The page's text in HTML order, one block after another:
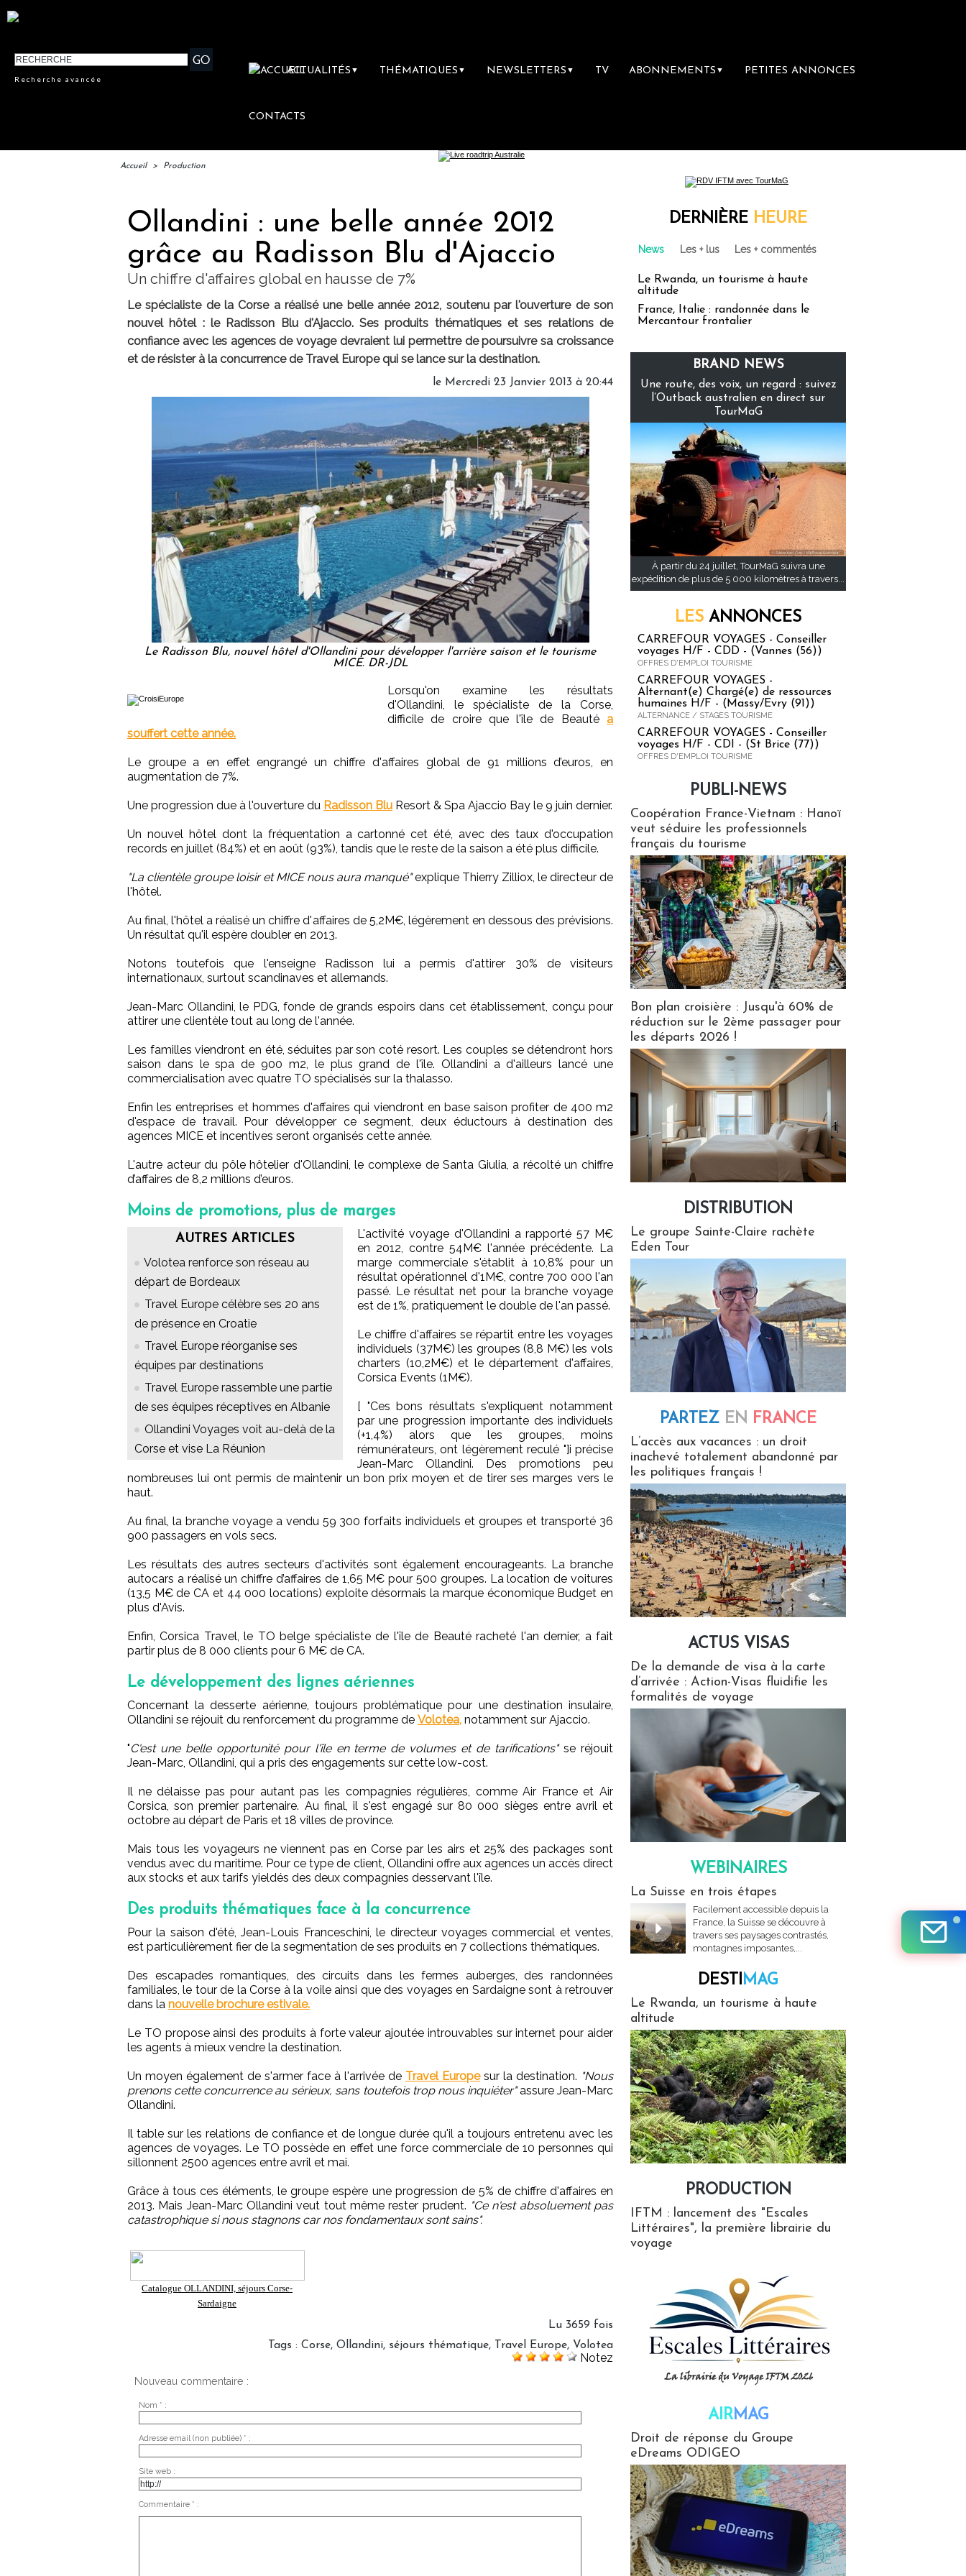
Recherche avancée
ACTUALITÉS ▼ THÉMATIQUES ▼ NEWSLETTERS ▼ TV ABONNEMENTS ▼ PETITES ANNONCES
CONTACTS
Accueil > Production
Ollandini : une belle année 2012
grâce au Radisson Blu d'Ajaccio
Un chiffre d'affaires global en hausse de 7%
Le spécialiste de la Corse a réalisé une belle année 2012, soutenu par l'ouverture de son
nouvel hôtel : le Radisson Blu d'Ajaccio. Ses produits thématiques et ses relations de
confiance avec les agences de voyage devraient lui permettre de poursuivre sa croissance
et de résister à la concurrence de Travel Europe qui se lance sur la destination.
le Mercredi 23 Janvier 2013 à 20:44
Le Radisson Blu, nouvel hôtel d'Ollandini pour développer l'arrière saison et le tourisme
MICE. DR-JDL
Lorsqu'on examine les résultats
d'Ollandini, le spécialiste de la Corse,
difficile de croire que l'île de Beauté a
souffert cette année.
Le groupe a en effet engrangé un chiffre d'affaires global de 91 millions d’euros, en
augmentation de 7%.
Une progression due à l'ouverture du Radisson Blu Resort & Spa Ajaccio Bay le 9 juin dernier.
Un nouvel hôtel dont la fréquentation a cartonné cet été, avec des taux d'occupation
records en juillet (84%) et en août (93%), tandis que le reste de la saison a été plus difficile.
"La clientèle groupe loisir et MICE nous aura manqué"explique Thierry Zilliox, le directeur de
l'hôtel.
Au final, l'hôtel a réalisé un chiffre d'affaires de 5,2M€, légèrement en dessous des prévisions.
Un résultat qu'il espère doubler en 2013.
Notons toutefois que l'enseigne Radisson lui a permis d'attirer 30% de visiteurs
internationaux, surtout scandinaves et allemands.
Jean-Marc Ollandini, le PDG, fonde de grands espoirs dans cet établissement, conçu pour
attirer une clientèle tout au long de l'année.
Les familles viendront en été, séduites par son coté resort. Les couples se détendront hors
saison dans le spa de 900 m2, le plus grand de l'île. Ollandini a d'ailleurs lancé une
commercialisation avec quatre TO spécialisés sur la thalasso.
Enfin les entreprises et hommes d'affaires qui viendront en base saison profiter de 400 m2
d'espace de travail. Pour développer ce segment, deux éductours à destination des
agences MICE et incentives seront organisés cette année.
L'autre acteur du pôle hôtelier d'Ollandini, le complexe de Santa Giulia, a récolté un chiffre
d’affaires de 8,2 millions d’euros.
Moins de promotions, plus de marges
AUTRES ARTICLES
Volotea renforce son réseau au
départ de Bordeaux
Travel Europe célèbre ses 20 ans
de présence en Croatie
Travel Europe réorganise ses
équipes par destinations
Travel Europe rassemble une partie
de ses équipes réceptives en Albanie
Ollandini Voyages voit au-delà de la
Corse et vise La Réunion
L'activité voyage d'Ollandini a rapporté 57 M€
en 2012, contre 54M€ l'année précédente. La
marge commerciale s'établit à 10,8% pour un
résultat opérationnel d'1M€, contre 700 000 l'an
passé. Le résultat net pour la branche voyage
est de 1%, pratiquement le double de l'an passé.
Le chiffre d'affaires se répartit entre les voyages
individuels (37M€) les groupes (8,8 M€) les vols
charters (10,2M€) et le département d'affaires,
Corsica Events (1M€).
[ "Ces bons résultats s'expliquent notamment
par une progression importante des individuels
(+1,4%) alors que les groupes, moins
rémunérateurs, ont légèrement reculé "]i précise
Jean-Marc Ollandini. Des promotions peu
nombreuses lui ont permis de maintenir un bon prix moyen et de tirer ses marges vers le
haut.
Au final, la branche voyage a vendu 59 300 forfaits individuels et groupes et transporté 36
900 passagers en vols secs.
Les résultats des autres secteurs d'activités sont également encourageants. La branche
autocars a réalisé un chiffre d’affaires de 1,65 M€ pour 500 groupes. La location de voitures
(13,5 M€ de CA et 44 000 locations) exploite désormais la marque économique Budget en
plus d'Avis.
Enfin, Corsica Travel, le TO belge spécialiste de l'île de Beauté racheté l'an dernier, a fait
partir plus de 8 000 clients pour 6 M€ de CA.
Le développement des lignes aériennes
Concernant la desserte aérienne, toujours problématique pour une destination insulaire,
Ollandini se réjouit du renforcement du programme de Volotea, notamment sur Ajaccio.
"C'est une belle opportunité pour l'île en terme de volumes et de tarifications"se réjouit
Jean-Marc, Ollandini, qui a pris des engagements sur cette low-cost.
Il ne délaisse pas pour autant pas les compagnies régulières, comme Air France et Air
Corsica, son premier partenaire. Au final, il s'est engagé sur 80 000 sièges entre avril et
octobre au départ de Paris et 18 villes de province.
Mais tous les voyageurs ne viennent pas en Corse par les airs et 25% des packages sont
vendus avec du maritime. Pour ce type de client, Ollandini offre aux agences un accès direct
aux stocks et aux tarifs yieldés des deux compagnies desservant l'île.
Des produits thématiques face à la concurrence
Pour la saison d'été, Jean-Louis Franceschini, le directeur voyages commercial et ventes,
est particulièrement fier de la segmentation de ses produits en 7 collections thématiques.
Des escapades romantiques, des circuits dans les fermes auberges, des randonnées
familiales, le tour de la Corse à la voile ainsi que des voyages en Sardaigne sont à retrouver
dans la nouvelle brochure estivale.
Le TO propose ainsi des produits à forte valeur ajoutée introuvables sur internet pour aider
les agents à mieux vendre la destination.
Un moyen également de s'armer face à l'arrivée de Travel Europesur la destination. "Nous
prenons cette concurrence au sérieux, sans toutefois trop nous inquiéter"assure Jean-Marc
Ollandini.
Il table sur les relations de confiance et de longue durée qu'il a toujours entretenu avec les
agences de voyages. Le TO possède en effet une force commerciale de 10 personnes qui
sillonnent 2500 agences entre avril et mai.
Grâce à tous ces éléments, le groupe espère une progression de 5% de chiffre d'affaires en
2013. Mais Jean-Marc Ollandini veut tout même rester prudent. "Ce n'est absoluement pas
catastrophique si nous stagnons car nos fondamentaux sont sains".
Catalogue OLLANDINI, séjours Corse-
Sardaigne
Lu 3659 fois
Tags : Corse, Ollandini, séjours thématique, Travel Europe, Volotea
Notez
Nouveau commentaire :
Nom * :
Adresse email (non publiée) * :
Site web :
Commentaire * :
DERNIÈRE HEURE
News Les + lus Les + commentés
Le Rwanda, un tourisme à haute
altitude
France, Italie : randonnée dans le
Mercantour frontalier
BRAND NEWS
Une route, des voix, un regard : suivez
l’Outback australien en direct sur
TourMaG
À partir du 24 juillet, TourMaG suivra une
expédition de plus de 5 000 kilomètres à travers...
LES ANNONCES
CARREFOUR VOYAGES - Conseiller
voyages H/F - CDD - (Vannes (56))
OFFRES D'EMPLOI TOURISME
CARREFOUR VOYAGES -
Alternant(e) Chargé(e) de ressources
humaines H/F - (Massy/Evry (91))
ALTERNANCE / STAGES TOURISME
CARREFOUR VOYAGES - Conseiller
voyages H/F - CDI - (St Brice (77))
OFFRES D'EMPLOI TOURISME
PUBLI-NEWS
Coopération France-Vietnam : Hanoï
veut séduire les professionnels
français du tourisme
Bon plan croisière : Jusqu'à 60% de
réduction sur le 2ème passager pour
les départs 2026 !
DISTRIBUTION
Le groupe Sainte-Claire rachète
Eden Tour
PARTEZ EN FRANCE
L’accès aux vacances : un droit
inachevé totalement abandonné par
les politiques français !
ACTUS VISAS
De la demande de visa à la carte
d’arrivée : Action-Visas fluidifie les
formalités de voyage
WEBINAIRES
La Suisse en trois étapes
Facilement accessible depuis la
France, la Suisse se découvre à
travers ses paysages contrastés,
montagnes imposantes,...
DESTIMAG
Le Rwanda, un tourisme à haute
altitude
PRODUCTION
IFTM : lancement des "Escales
Littéraires", la première librairie du
voyage
AIRMAG
Droit de réponse du Groupe
eDreams ODIGEO